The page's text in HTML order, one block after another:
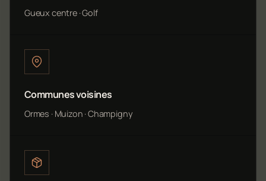
Gueux centre · Golf
Communes voisines
Ormes · Muizon · Champigny